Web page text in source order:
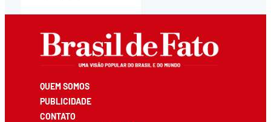
QUEM SOMOS
PUBLICIDADE
CONTATO